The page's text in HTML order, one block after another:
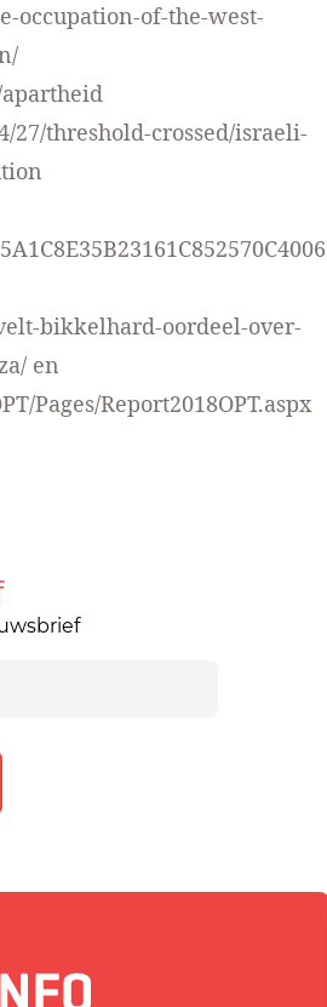
occupation-of-the-west-
27/threshold-crossed/israeli-
bikkelhard-oordeel-over-
en
Pages/Report2018OPT.aspx